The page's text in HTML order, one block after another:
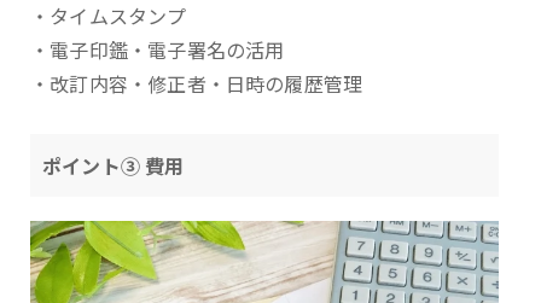
・タイムスタンプ
・電子印鑑・電子署名の活用
・改訂内容・修正者・日時の履歴管理
ポイント③ 費用